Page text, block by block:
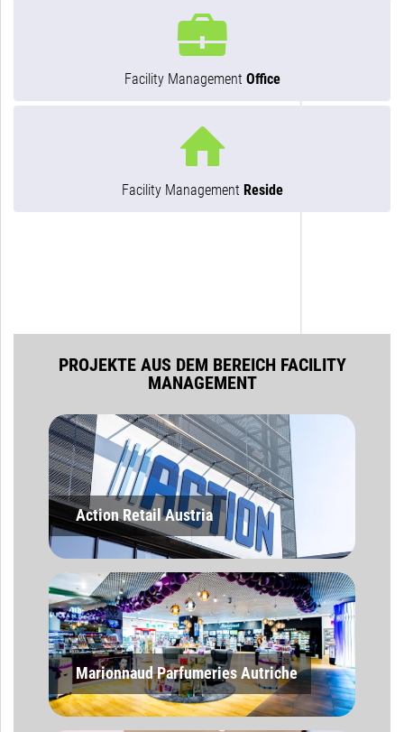
Facility Management Office
Facility Management Reside
PROJEKTE AUS DEM BEREICH FACILITY
MANAGEMENT
Action Retail Austria
Marionnaud Parfumeries Autriche